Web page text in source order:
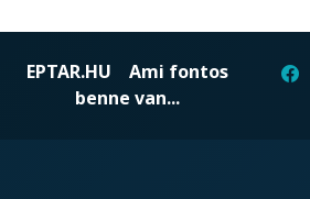
EPTAR.HU Ami fontos
benne van...